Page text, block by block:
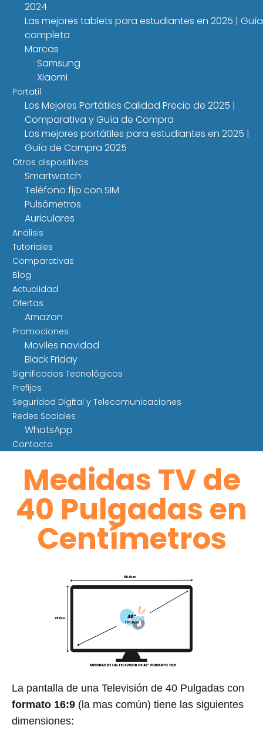
2024
Las mejores tablets para estudiantes en 2025 | Guía
completa
Marcas
Samsung
Xiaomi
Portatil
Los Mejores Portátiles Calidad Precio de 2025 |
Comparativa y Guía de Compra
Los mejores portátiles para estudiantes en 2025 |
Guía de Compra 2025
Otros dispositivos
Smartwatch
Teléfono fijo con SIM
Pulsómetros
Auriculares
Análisis
Tutoriales
Comparativas
Blog
Actualidad
Ofertas
Amazon
Promociones
Moviles navidad
Black Friday
Significados Tecnológicos
Prefijos
Seguridad Digital y Telecomunicaciones
Redes Sociales
WhatsApp
Contacto
Medidas TV de
40 Pulgadas en
Centímetros
La pantalla de una Televisión de 40 Pulgadas con
formato 16:9 (la mas común) tiene las siguientes
dimensiones: